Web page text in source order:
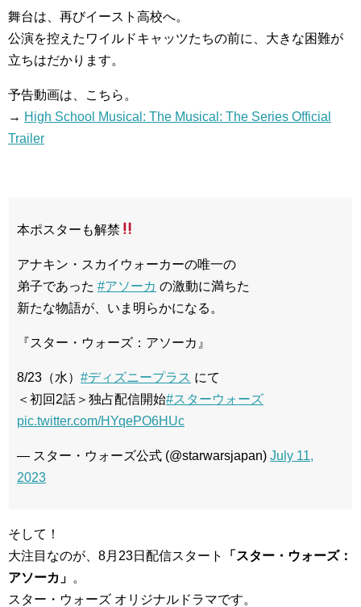
舞台は、再びイースト高校へ。
公演を控えたワイルドキャッツたちの前に、大きな困難が
立ちはだかります。
予告動画は、こちら。
→ High School Musical: The Musical: The Series Official
Trailer
本ポスターも解禁
アナキン・スカイウォーカーの唯一の
弟子であった #アソーカ の激動に満ちた
新たな物語が、いま明らかになる。
『スター・ウォーズ：アソーカ』
8/23（水） #ディズニープラス にて
＜初回2話＞独占配信開始#スターウォーズ
pic.twitter.com/HYqePO6HUc
— スター・ウォーズ公式 (@starwarsjapan) July 11,
2023
そして！
大注目なのが、8月23日配信スタート
「スター・ウォーズ：
アソーカ」 。
スター・ウォーズ オリジナルドラマです。